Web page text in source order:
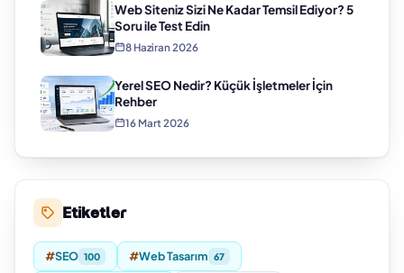
Web Siteniz Sizi Ne Kadar Temsil Ediyor? 5
Soru ile Test Edin
8 Haziran 2026
Yerel SEO Nedir? Küçük İşletmeler İçin
Rehber
16 Mart 2026
Etiketler
#SEO 100 #Web Tasarım 67